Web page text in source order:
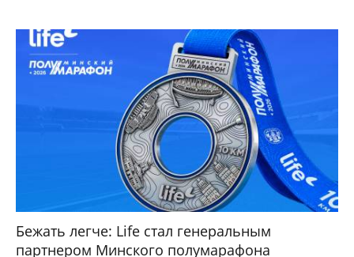
Бежать легче: Life стал генеральным
партнером Минского полумарафона